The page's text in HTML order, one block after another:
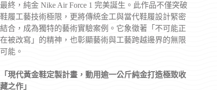
最終，純金 Nike Air Force 1 完美誕生。此作品不僅突破
鞋履工藝技術極限，更將傳統金工與當代鞋履設計緊密
結合，成為獨特的藝術實驗案例。它象徵著「不可能正
在被改寫」的精神，也彰顯藝術與工藝跨越邊界的無限
可能。
「現代黃金鞋定製計畫，動用逾一公斤純金打造極致收
藏之作」